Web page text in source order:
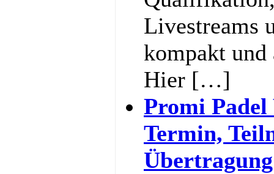
Livestreams
kompakt
Hier […]
Promi
Termin,